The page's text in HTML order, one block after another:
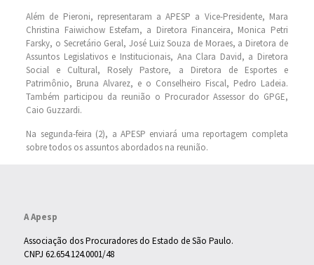
Além de Pieroni, representaram a APESP a Vice-Presidente, Mara
Christina Faiwichow Estefam, a Diretora Financeira, Monica Petri
Farsky, o Secretário Geral, José Luiz Souza de Moraes, a Diretora de
Assuntos Legislativos e Institucionais, Ana Clara David, a Diretora
Social e Cultural, Rosely Pastore, a Diretora de Esportes e
Patrimônio, Bruna Alvarez, e o Conselheiro Fiscal, Pedro Ladeia.
Também participou da reunião o Procurador Assessor do GPGE,
Caio Guzzardi.
Na segunda-feira (2), a APESP enviará uma reportagem completa
sobre todos os assuntos abordados na reunião.
A Apesp
Associação dos Procuradores do Estado de São Paulo.
CNPJ 62.654.124.0001/48